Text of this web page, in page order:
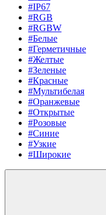
#IP67
#RGB
#RGBW
#Белые
#Герметичные
#Желтые
#Зеленые
#Красные
#Мультибелая
#Оранжевые
#Открытые
#Розовые
#Синие
#Узкие
#Широкие